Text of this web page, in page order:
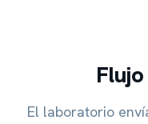
Flujo
El laboratorio